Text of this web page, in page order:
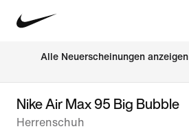
Alle Neuerscheinungen anzeigen
Nike Air Max 95 Big Bubble
Herrenschuh